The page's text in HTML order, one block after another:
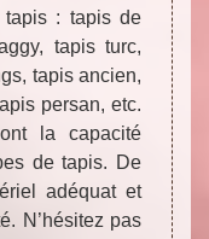
tapis : tapis de
tapis turc,
tapis ancien,
persan, etc.
la capacité
de tapis. De
adéquat et
N’hésitez pas